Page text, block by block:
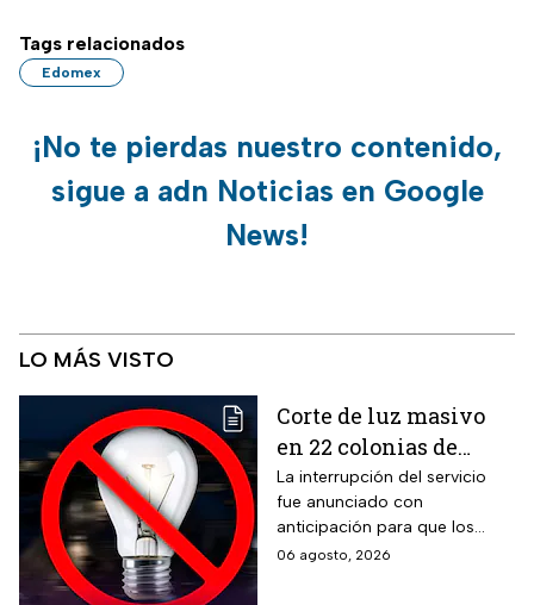
Tags relacionados
Edomex
¡No te pierdas nuestro contenido,
sigue a adn Noticias en Google
News!
LO MÁS VISTO
Corte de luz masivo
en 22 colonias de
México; zonas
afectadas hoy 7 de
agosto
La interrupción del servicio
fue anunciado con
anticipación para que los
usuarios puedan tomar las
06 agosto, 2026